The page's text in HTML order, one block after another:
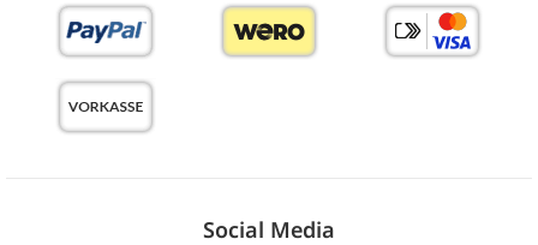
Social Media